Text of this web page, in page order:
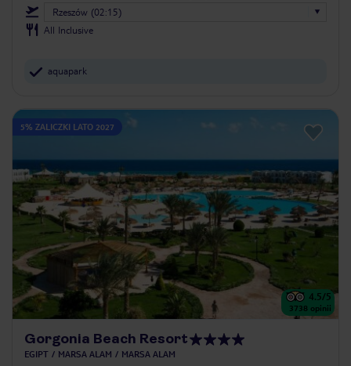
Rzeszów (02:15)
All Inclusive
aquapark
5% ZALICZKI LATO 2027
4.5/5
3738 opinii
Gorgonia Beach Resort
EGIPT MARSA ALAM MARSA ALAM